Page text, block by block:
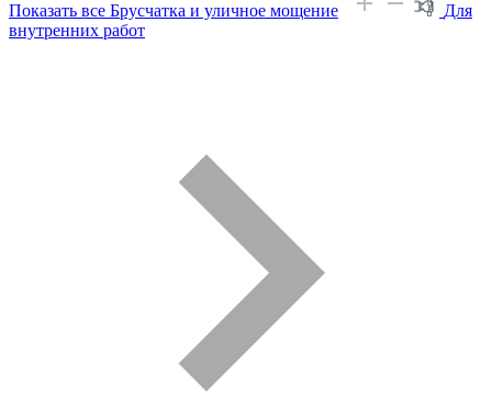
Показать все Брусчатка и уличное мощение
Для
внутренних работ